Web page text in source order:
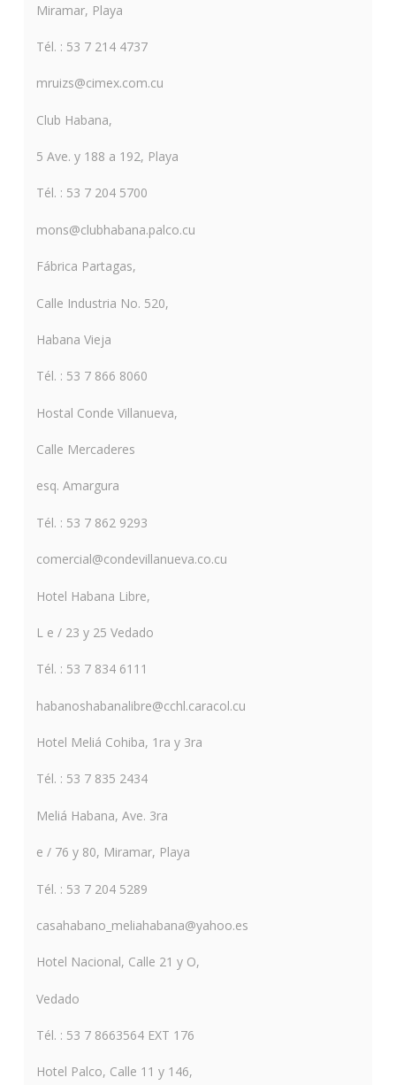
Miramar, Playa
Tél. : 53 7 214 4737
mruizs@cimex.com.cu
Club Habana,
5 Ave. y 188 a 192, Playa
Tél. : 53 7 204 5700
mons@clubhabana.palco.cu
Fábrica Partagas,
Calle Industria No. 520,
Habana Vieja
Tél. : 53 7 866 8060
Hostal Conde Villanueva,
Calle Mercaderes
esq. Amargura
Tél. : 53 7 862 9293
comercial@condevillanueva.co.cu
Hotel Habana Libre,
L e / 23 y 25 Vedado
Tél. : 53 7 834 6111
habanoshabanalibre@cchl.caracol.cu
Hotel Meliá Cohiba, 1ra y 3ra
Tél. : 53 7 835 2434
Meliá Habana, Ave. 3ra
e / 76 y 80, Miramar, Playa
Tél. : 53 7 204 5289
casahabano_meliahabana@yahoo.es
Hotel Nacional, Calle 21 y O,
Vedado
Tél. : 53 7 8663564 EXT 176
Hotel Palco, Calle 11 y 146,